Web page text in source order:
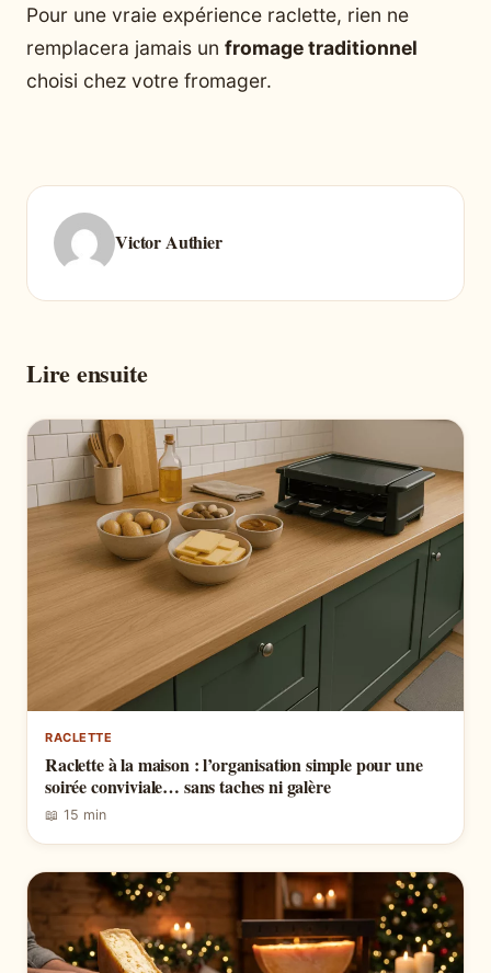
Pour une vraie expérience raclette, rien ne
remplacera jamais un fromage traditionnel
choisi chez votre fromager.
Victor Authier
Lire ensuite
RACLETTE
Raclette à la maison : l’organisation simple pour une
soirée conviviale… sans taches ni galère
📖 15 min